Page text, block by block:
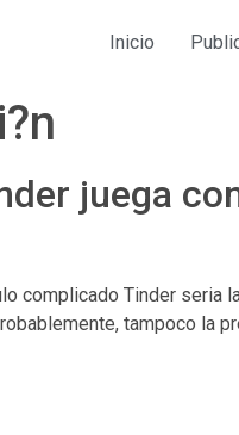
Inicio
juega
complicado Tinder
tampoco